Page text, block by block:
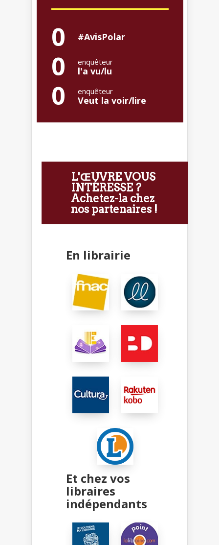
0 #AvisPolar
0 enquêteur
l'a vu/lu
0 enquêteur
Veut la voir/lire
L'ŒUVRE VOUS
INTÉRESSE ?
Achetez-la chez
nos partenaires !
En librairie
Et chez vos
libraires
indépendants